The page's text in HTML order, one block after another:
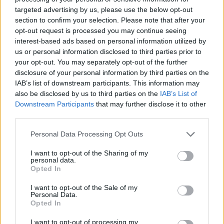
targeted advertising by us, please use the below opt-out
section to confirm your selection. Please note that after your
opt-out request is processed you may continue seeing
interest-based ads based on personal information utilized by
us or personal information disclosed to third parties prior to
your opt-out. You may separately opt-out of the further
disclosure of your personal information by third parties on the
IAB’s list of downstream participants. This information may
also be disclosed by us to third parties on the IAB’s List of
Downstream Participants that may further disclose it to other
Personal Data Processing Opt Outs
I want to opt-out of the Sharing of my
personal data.
Opted In
I want to opt-out of the Sale of my
Personal Data.
Opted In
I want to opt-out of processing my
μεταφορά άνδρα για στρατιωτική
επιστράτευση στην Ουκρανία
επαναφέρει τη συζήτηση για το λεγόμενο
«busification».
Πάρο: 4χρονος έχασε τη ζωή
του σε πισίνα beach bar –
Βούτηξε ο μπάρμαν για να τον
ανασύρει
ΣΉΜΕΡΑ
Ο ιδιοκτήτης του beach bar και οι γονείς
του μικρού προσήχθησαν από τις αρχές -
ώρα